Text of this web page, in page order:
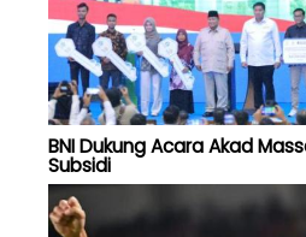
BNI Dukung Acara Akad
Subsidi